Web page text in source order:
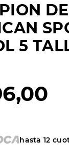
5
,00
hasta12